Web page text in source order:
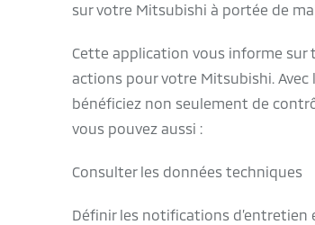
sur votre Mitsubishi à portée de
Cette application vous informe sur
actions pour votre Mitsubishi. Avec
bénéficiez non seulement de
vous pouvez aussi :
Consulter les données techniques
Définir les notifications